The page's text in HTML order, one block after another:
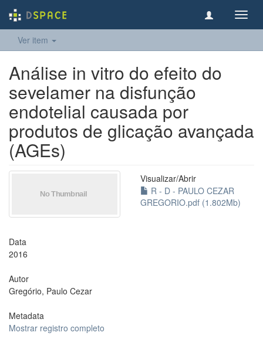
Ver item
Análise in vitro do efeito do
sevelamer na disfunção
endotelial causada por
produtos de glicação avançada
(AGEs)
Visualizar/Abrir
R - D - PAULO CEZAR
GREGORIO.pdf (1.802Mb)
Data
2016
Autor
Gregório, Paulo Cezar
Metadata
Mostrar registro completo